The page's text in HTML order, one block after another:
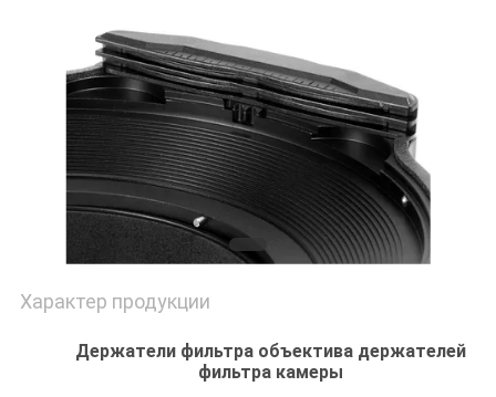
Характер продукции
Держатели фильтра объектива держателей
фильтра камеры